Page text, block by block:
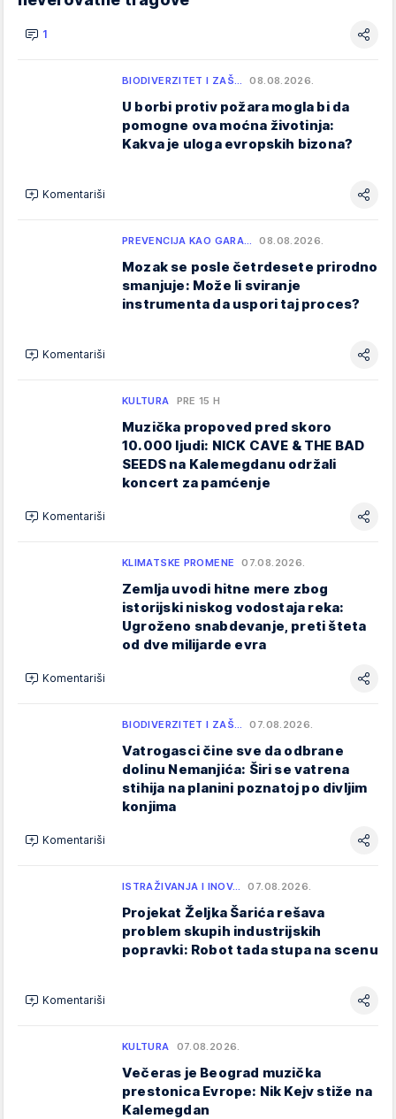
1
BIODIVERZITET I ZAŠ… 08.08.2026.
U borbi protiv požara mogla bi da
pomogne ova moćna životinja:
Kakva je uloga evropskih bizona?
Komentariši
PREVENCIJA KAO GARA… 08.08.2026.
Mozak se posle četrdesete prirodno
smanjuje: Može li sviranje
instrumenta da uspori taj proces?
Komentariši
KULTURA PRE 15 H
Muzička propoved pred skoro
10.000 ljudi: NICK CAVE & THE BAD
SEEDS na Kalemegdanu održali
koncert za pamćenje
Komentariši
KLIMATSKE PROMENE 07.08.2026.
Zemlja uvodi hitne mere zbog
istorijski niskog vodostaja reka:
Ugroženo snabdevanje, preti šteta
od dve milijarde evra
Komentariši
BIODIVERZITET I ZAŠ… 07.08.2026.
Vatrogasci čine sve da odbrane
dolinu Nemanjića: Širi se vatrena
stihija na planini poznatoj po divljim
konjima
Komentariši
ISTRAŽIVANJA I INOV… 07.08.2026.
Projekat Željka Šarića rešava
problem skupih industrijskih
popravki: Robot tada stupa na scenu
Komentariši
KULTURA 07.08.2026.
Večeras je Beograd muzička
prestonica Evrope: Nik Kejv stiže na
Kalemegdan